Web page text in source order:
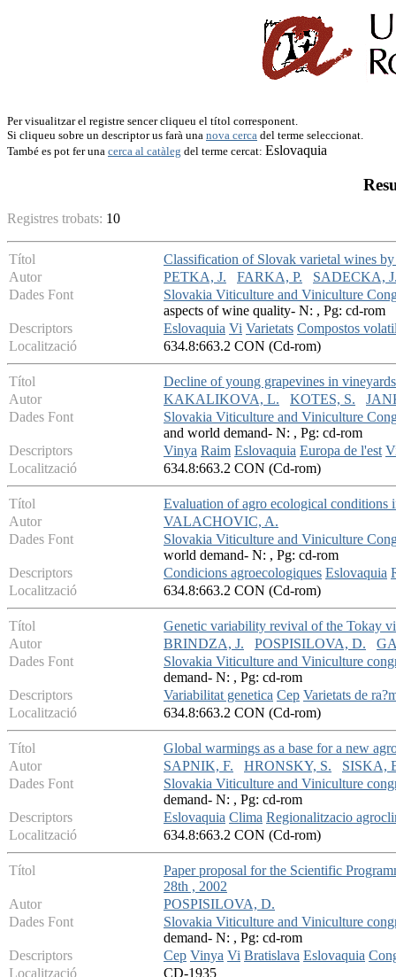
Per visualitzar el registre sencer cliqueu el títol corresponent.
Si cliqueu sobre un descriptor us farà una nova cerca del terme seleccionat.
També es pot fer una cerca al catàleg del terme cercat: Eslovaquia
Registres trobats: 10
Títol
Classification of Slovak varietal wines
Autor
PETKA, J. FARKA, P.
SADECKA,
Dades Font
Slovakia Viticulture and Viniculture
aspects of wine quality- N: , Pg: cd-rom
Descriptors
Eslovaquia Vi Varietats Compostos
Localització
634.8:663.2 CON (Cd-rom)
Títol
Decline of young grapevines in
Autor
KAKALIKOVA, L. KOTES, S.
Dades Font
Slovakia Viticulture and Viniculture
and world demand- N: , Pg: cd-rom
Descriptors
Vinya Raim Eslovaquia Europa de l'est
Localització
634.8:663.2 CON (Cd-rom)
Títol
Evaluation of agro ecological
Autor
VALACHOVIC, A.
Dades Font
Slovakia Viticulture and Viniculture
world demand- N: , Pg: cd-rom
Descriptors
Condicions agroecologiques Eslovaquia
Localització
634.8:663.2 CON (Cd-rom)
Títol
Genetic variability revival of the Tokay
Autor
BRINDZA, J. POSPISILOVA, D.
Dades Font
Slovakia Viticulture and Viniculture
demand- N: , Pg: cd-rom
Descriptors
Variabilitat genetica Cep Varietats de
Localització
634.8:663.2 CON (Cd-rom)
Títol
Global warmings as a base for a new
Autor
SAPNIK, F. HRONSKY, S.
SISKA,
Dades Font
Slovakia Viticulture and Viniculture
demand- N: , Pg: cd-rom
Descriptors
Eslovaquia Clima Regionalitzacio
Localització
634.8:663.2 CON (Cd-rom)
Títol
Paper proposal for the Scientific
28th , 2002
Autor
POSPISILOVA, D.
Dades Font
Slovakia Viticulture and Viniculture
demand- N: , Pg: cd-rom
Descriptors
Cep Vinya Vi Bratislava Eslovaquia
Localització
CD-1935